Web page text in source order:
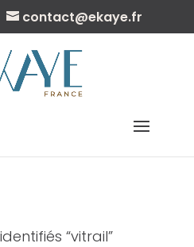
contact@ekaye.fr
“vitrail”